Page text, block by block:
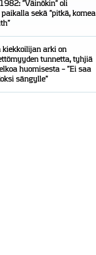
”Väinökin” oli
sekä ”pitkä, komea
kiekkoilijan arki on
tunnetta, tyhjiä
huomisesta – ”Ei saa
sängylle”